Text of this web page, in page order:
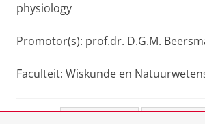
physiology
Promotor(s): prof.dr. D.G.M.
Faculteit: Wiskunde en